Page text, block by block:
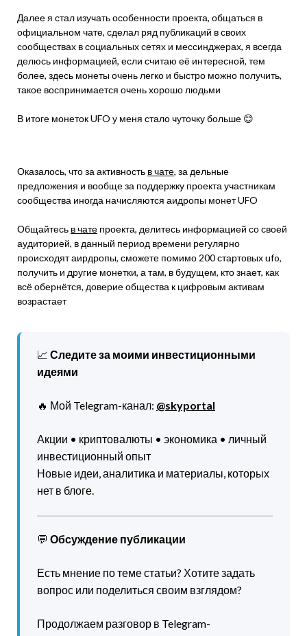
Далее я стал изучать особенности проекта, общаться в
официальном чате, сделал ряд публикаций в своих
сообществах в социальных сетях и мессинджерах, я всегда
делюсь информацией, если считаю её интересной, тем
более, здесь монеты очень легко и быстро можно получить,
такое воспринимается очень хорошо людьми
В итоге монеток UFO у меня стало чуточку больше 😊
Оказалось, что за активность в чате, за дельные
предложения и вообще за поддержку проекта участникам
сообщества иногда начисляются аидропы монет UFO
Общайтесь в чате проекта, делитесь информацией со своей
аудиторией, в данный период времени регулярно
происходят аирдропы, сможете помимо 200 стартовых ufo,
получить и другие монетки, а там, в будущем, кто знает, как
всё обернётся, доверие общества к цифровым активам
возрастает
📈 Следите за моими инвестиционными
идеями
🔥 Мой Telegram-канал: @skyportal
Акции • криптовалюты • экономика • личный
инвестиционный опыт
Новые идеи, аналитика и материалы, которых
нет в блоге.
💬 Обсуждение публикации
Есть мнение по теме статьи? Хотите задать
вопрос или поделиться своим взглядом?
Продолжаем разговор в Telegram-